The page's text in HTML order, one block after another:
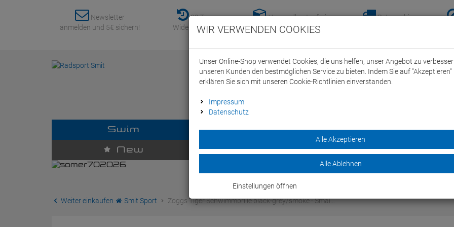
Newsletter
anmelden und 5€ sichern!
30 Tage
Widerrufsrecht
Versandkostenfreie-
Lieferung nach
Retoure hier
Swim Dein Swim Team Bike
New Marken Sale
Weiter einkaufen Smit Sport Zoggs Tiger Schwimmbrille black-grey/smoke - Smal…
WIR VERWENDEN COOKIES
Unser Online-Shop verwendet Cookies, die uns helfen, unser Angebot zu
unseren Kunden den bestmöglichen Service zu bieten. Indem Sie auf "Akzeptieren"
erklären Sie sich mit unseren Cookie-Richtlinien einverstanden.
Impressum
Datenschutz
Alle Akzeptieren
Alle Ablehnen
Einstellungen öffnen